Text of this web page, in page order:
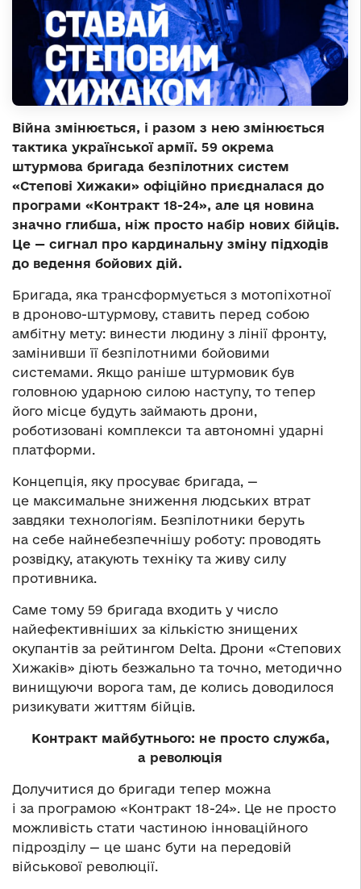
Війна змінюється, і разом з нею змінюється
тактика української армії. 59 окрема
штурмова бригада безпілотних систем
«Степові Хижаки» офіційно приєдналася до
програми «Контракт 18-24», але ця новина
значно глибша, ніж просто набір нових бійців.
Це — сигнал про кардинальну зміну підходів
до ведення бойових дій.
Бригада, яка трансформується з мотопіхотної
в дроново-штурмову, ставить перед собою
амбітну мету: винести людину з лінії фронту,
замінивши її безпілотними бойовими
системами. Якщо раніше штурмовик був
головною ударною силою наступу, то тепер
його місце будуть займають дрони,
роботизовані комплекси та автономні ударні
платформи.
Концепція, яку просуває бригада, —
це максимальне зниження людських втрат
завдяки технологіям. Безпілотники беруть
на себе найнебезпечнішу роботу: проводять
розвідку, атакують техніку та живу силу
противника.
Саме тому 59 бригада входить у число
найефективніших за кількістю знищених
окупантів за рейтингом Delta. Дрони «Степових
Хижаків» діють безжально та точно, методично
винищуючи ворога там, де колись доводилося
ризикувати життям бійців.
Контракт майбутнього: не просто служба,
а революція
Долучитися до бригади тепер можна
і за програмою «Контракт 18-24». Це не просто
можливість стати частиною інноваційного
підрозділу — це шанс бути на передовій
військової революції.